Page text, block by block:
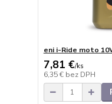
eni i-Ride moto
7,81 €/ks
6,35 € bez DPH